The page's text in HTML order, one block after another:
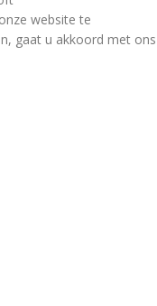
website te
gaat u akkoord met ons